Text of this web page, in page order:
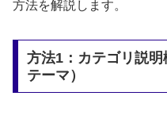
方法を解説します。
方法1：カテゴリ説
テーマ）